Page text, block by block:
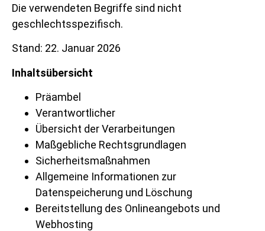
Die verwendeten Begriffe sind nicht
geschlechtsspezifisch.
Stand: 22. Januar 2026
Inhaltsübersicht
Präambel
Verantwortlicher
Übersicht der Verarbeitungen
Maßgebliche Rechtsgrundlagen
Sicherheitsmaßnahmen
Allgemeine Informationen zur
Datenspeicherung und Löschung
Bereitstellung des Onlineangebots und
Webhosting